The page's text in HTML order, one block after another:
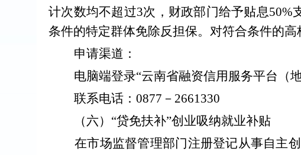
计次数均不超过3次， 财政部门给予贴息50%
条件的特定群体免除反担保。对符合条件的高
申请渠道：
电脑端登录“云南省融资信用服务平台（
联系电话： 0877 － 2661330
（六） “贷免扶补”创业吸纳就业补贴
在市场监督管理部门注册登记从事自主